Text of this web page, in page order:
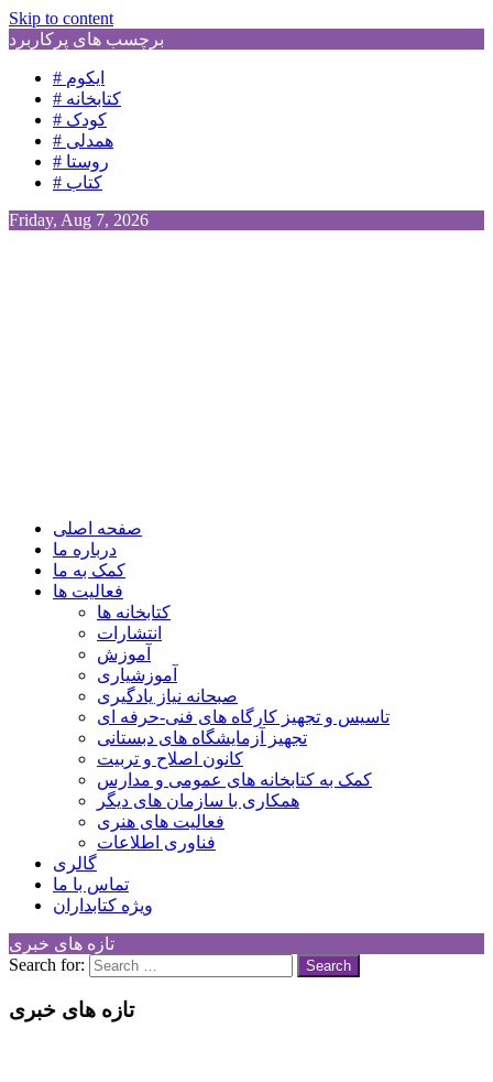
Skip to content
برچسب های پرکاربرد
# ایکوم
# کتابخانه
# کودک
# همدلی
# روستا
# کتاب
Friday, Aug 7, 2026
Children Cultural Development Center
صفحه اصلی
درباره ما
کمک به ما
فعالیت ها
کتابخانه ها
انتشارات
آموزش
آموزشیاری
صبحانه نیاز یادگیری
تاسیس و تجهیز کارگاه های فنی-حرفه ای
تجهیز آزمایشگاه های دبستانی
کانون اصلاح و تربیت
کمک به کتابخانه های عمومی و مدارس
همکاری با سازمان های دیگر
فعالیت های هنری
فناوری اطلاعات
گالری
تماس با ما
ویژه کتابداران
تازه های خبری
Search for:
تازه های خبری